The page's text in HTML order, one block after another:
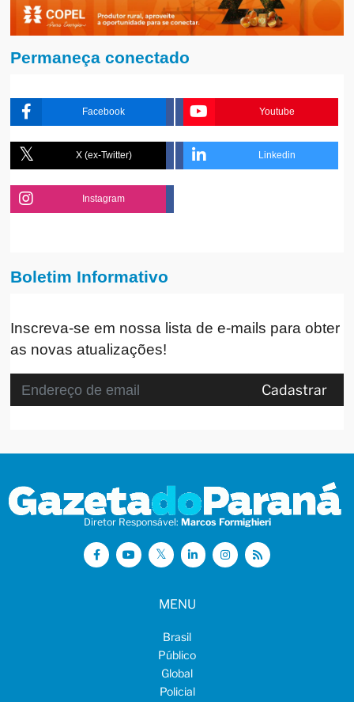
Permaneça conectado
Facebook Youtube
X (ex-Twitter) Linkedin
Instagram
Boletim Informativo
Inscreva-se em nossa lista de e-mails para obter
as novas atualizações!
Cadastrar
Diretor Responsável: Marcos Formighieri
MENU
Brasil
Público
Global
Policial